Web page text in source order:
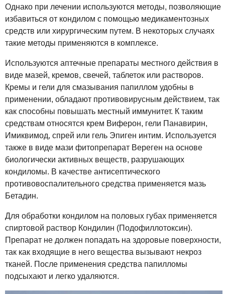
Однако при лечении используются методы, позволяющие
избавиться от кондилом с помощью медикаментозных
средств или хирургическим путем. В некоторых случаях
такие методы применяются в комплексе.
Используются аптечные препараты местного действия в
виде мазей, кремов, свечей, таблеток или растворов.
Кремы и гели для смазывания папиллом удобны в
применении, обладают противовирусным действием, так
как способны повышать местный иммунитет. К таким
средствам относятся крем Виферон, гели Панавирин,
Имиквимод, спрей или гель Эпиген интим. Используется
также в виде мази фитопрепарат Вереген на основе
биологически активных веществ, разрушающих
кондиломы. В качестве антисептического
противовоспалительного средства применяется мазь
Бетадин.
Для обработки кондилом на половых губах применяется
спиртовой раствор Кондилин (Подофиллотоксин).
Препарат не должен попадать на здоровые поверхности,
так как входящие в него вещества вызывают некроз
тканей. После применения средства папилломы
подсыхают и легко удаляются.